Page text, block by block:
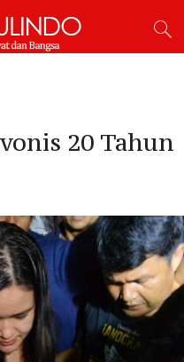
20 Tahun